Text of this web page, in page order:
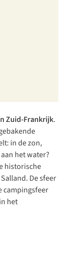
Zuid-Frankrijk.
in de zon,
het water?
historische
De sfeer
campingsfeer
het